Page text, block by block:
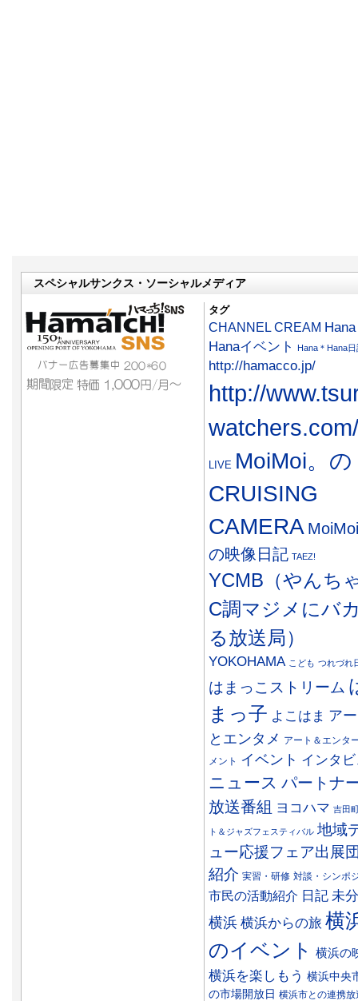
スペシャルサンクス・ソーシャルメディア
タグ
CHANNEL CREAM
Hanaイベント
Hana＊Hana日
http://hamacco.jp/
http://
watchers.com/
LIVE MoiMoi。の
CRUISING
CAMERA
の映像日記 TAEZ!
YCMB（やんち
C調マジメにバ
る放送局）
YOKOHAMA こども つれづれ
はまっこストリーム
まっ子 よこはま ア
とエンタメ アート＆エンタ
メント
イベント インタ
ニュース パートナ
放送番組 ヨコハマ 吉田
ト＆ジャズフェスティバル 地域
ュー応援フェア出展
紹介 実習・研修 対談・シンポ
市民の活動紹介 日記 未
横浜 横浜からの旅 横
のイベント
横浜の
横浜を楽しもう 横浜中央
の市場開放日 横浜市との連携放